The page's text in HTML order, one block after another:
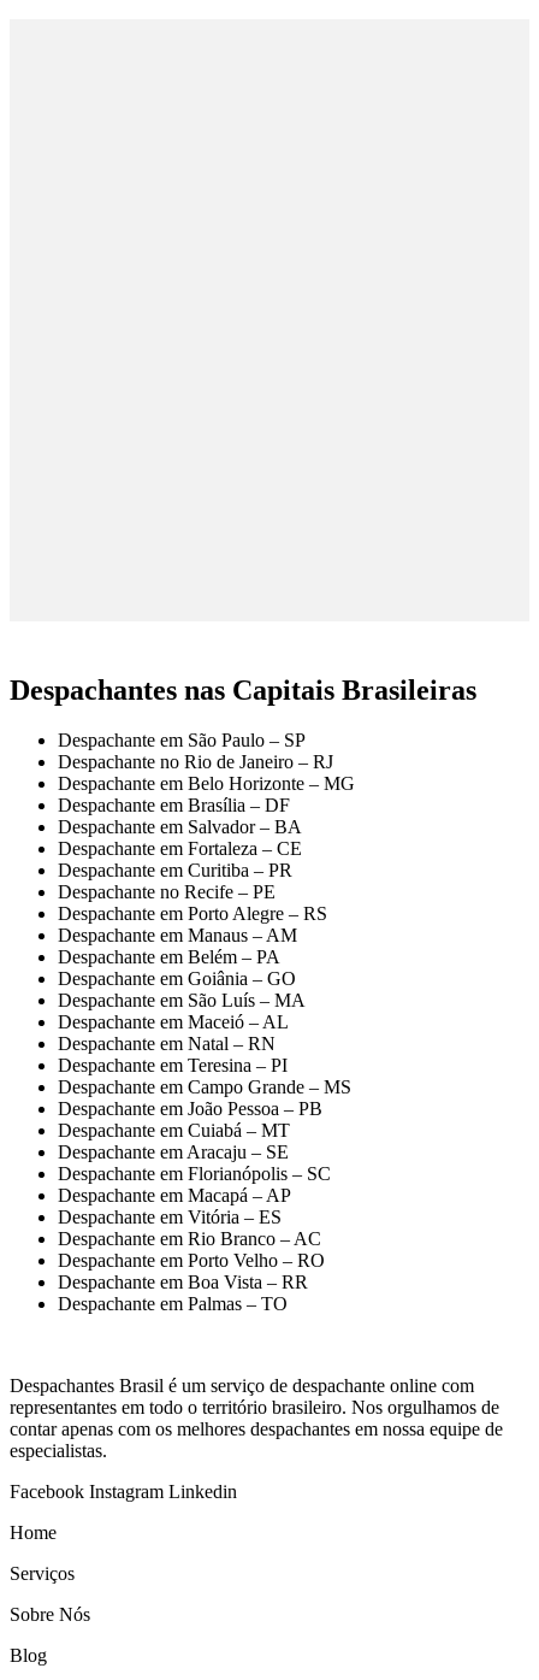
Despachantes nas Capitais Brasileiras
Despachante em São Paulo – SP
Despachante no Rio de Janeiro – RJ
Despachante em Belo Horizonte – MG
Despachante em Brasília – DF
Despachante em Salvador – BA
Despachante em Fortaleza – CE
Despachante em Curitiba – PR
Despachante no Recife – PE
Despachante em Porto Alegre – RS
Despachante em Manaus – AM
Despachante em Belém – PA
Despachante em Goiânia – GO
Despachante em São Luís – MA
Despachante em Maceió – AL
Despachante em Natal – RN
Despachante em Teresina – PI
Despachante em Campo Grande – MS
Despachante em João Pessoa – PB
Despachante em Cuiabá – MT
Despachante em Aracaju – SE
Despachante em Florianópolis – SC
Despachante em Macapá – AP
Despachante em Vitória – ES
Despachante em Rio Branco – AC
Despachante em Porto Velho – RO
Despachante em Boa Vista – RR
Despachante em Palmas – TO
Despachantes Brasil é um serviço de despachante online com
representantes em todo o território brasileiro. Nos orgulhamos de
contar apenas com os melhores despachantes em nossa equipe de
especialistas.
Facebook Instagram Linkedin
Home
Serviços
Sobre Nós
Blog